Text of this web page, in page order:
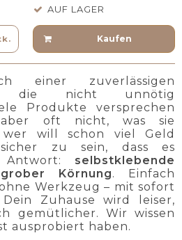
AUF LAGER
Kaufen
einer zuverlässigen
die nicht unnötig
Produkte versprechen
aber oft nicht, was sie
wer will schon viel Geld
zu sein, dass es
Antwort: selbstklebende
Körnung. Einfach
Werkzeug – mit sofort
Zuhause wird leiser,
gemütlicher. Wir wissen
ausprobiert haben.